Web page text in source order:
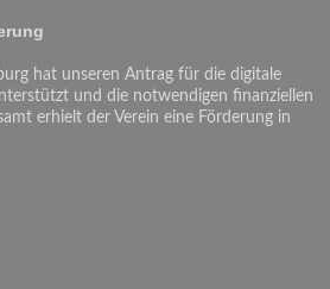
hat unseren Antrag für die digitale
und die notwendigen finanziellen
erhielt der Verein eine Förderung in